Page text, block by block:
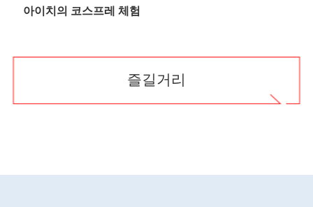
아이치의 코스프레 체험
즐길거리